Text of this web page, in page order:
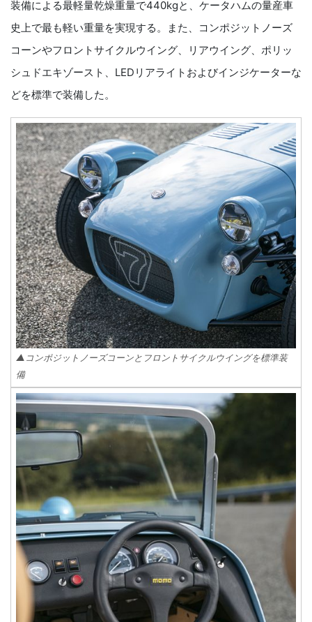
装備による最軽量乾燥重量で440kgと、ケータハムの量産車
史上で最も軽い重量を実現する。また、コンポジットノーズ
コーンやフロントサイクルウイング、リアウイング、ポリッ
シュドエキゾースト、LEDリアライトおよびインジケーターな
どを標準で装備した。
▲コンポジットノーズコーンとフロントサイクルウイングを標準装
備